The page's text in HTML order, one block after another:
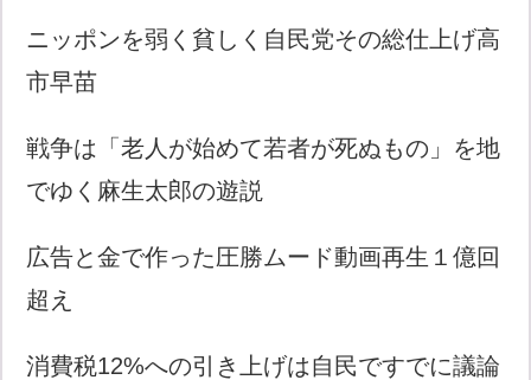
ニッポンを弱く貧しく自民党その総仕上げ高
市早苗
戦争は「老人が始めて若者が死ぬもの」を地
でゆく麻生太郎の遊説
広告と金で作った圧勝ムード動画再生１億回
超え
消費税12%への引き上げは自民ですでに議論